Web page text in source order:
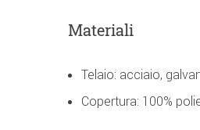
Materiali
Telaio: acciaio,
Copertura: 100%